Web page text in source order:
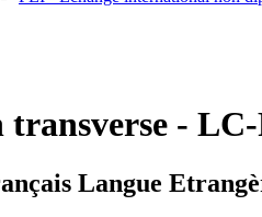
-
Langue